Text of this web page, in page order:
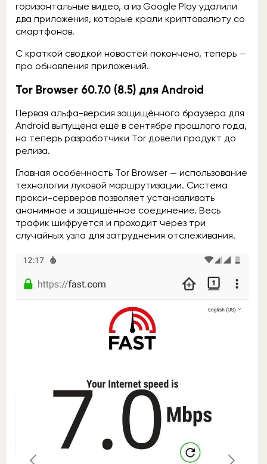
горизонтальные видео, а из Google Play удалили
два приложения, которые крали криптовалюту со
смартфонов.
С краткой сводкой новостей покончено, теперь —
про обновления приложений.
Tor Browser 60.7.0 (8.5) для Android
Первая альфа-версия защищённого браузера для
Android выпущена ещё в сентябре прошлого года,
но теперь разработчики Tor довели продукт до
релиза.
Главная особенность Tor Browser — использование
технологии луковой маршрутизации. Система
прокси-серверов позволяет устанавливать
анонимное и защищённое соединение. Весь
трафик шифруется и проходит через три
случайных узла для затруднения отслеживания.